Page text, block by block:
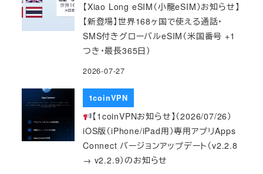
【Xiao Long eSIM（小龍eSIM）お知らせ】
【新登場】世界168ヶ国で使える通話・
SMS付きグローバルeSIM（米国番号 +1
つき・最長365日）
2026-07-27
1coinVPN
【1coinVPNお知らせ】（2026/07/26）
iOS版（iPhone/iPad用）専用アプリApps
Connect バージョンアップデート（v2.2.8
→ v2.2.9）のお知らせ